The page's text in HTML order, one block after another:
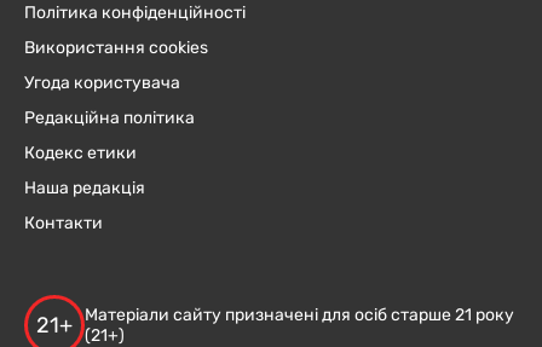
Політика конфіденційності
Використання cookies
Угода користувача
Редакційна політика
Кодекс етики
Наша редакція
Контакти
21+
Матеріали сайту призначені для осіб старше 21 року
(21+)